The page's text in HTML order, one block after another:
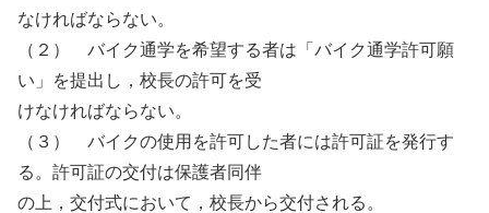
なければならない。
（２） バイク通学を希望する者は「バイク通学許可願
い」を提出し，校長の許可を受
けなければならない。
（３） バイクの使用を許可した者には許可証を発行す
る。許可証の交付は保護者同伴
の上，交付式において，校長から交付される。